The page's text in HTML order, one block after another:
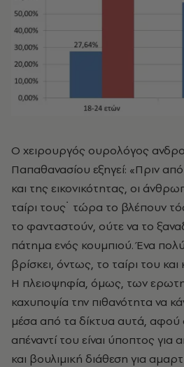
Ο χειρουργός ουρολόγος
Παπαθανασίου εξηγεί: «Πριν
και της εικονικότητας, οι
ταίρι τους˙ τώρα το βλέπουν
το φανταστούν, ούτε να το
πάτημα ενός κουμπιού. Ένα
βρίσκει, όντως, το ταίρι του και
Η πλειοψηφία, όμως, των
καχυποψία την πιθανότητα να
μέσα από τα δίκτυα αυτά, αφού
απέναντί του είναι ύποπτος για
και βουλιμική διάθεση για